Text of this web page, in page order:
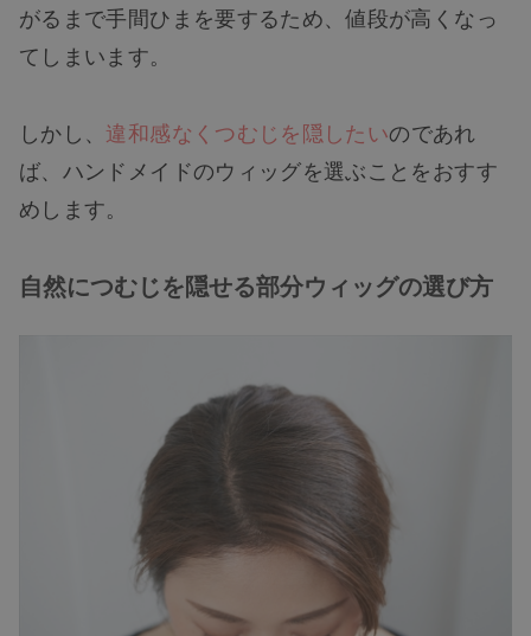
がるまで手間ひまを要するため、値段が高くなっ
てしまいます。
しかし、 違和感なくつむじを隠したいのであれ
ば、ハンドメイドのウィッグを選ぶことをおすす
めします。
自然につむじを隠せる部分ウィッグの選び方